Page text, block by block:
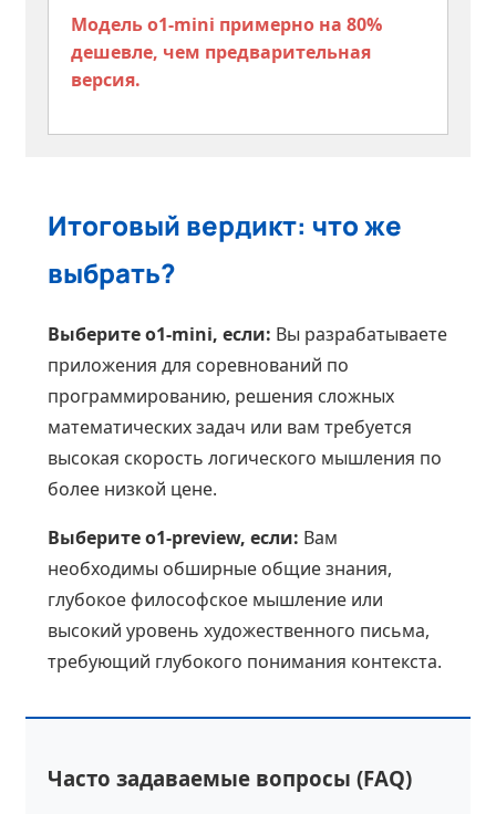
Модель o1-mini примерно на 80%
дешевле, чем предварительная
версия.
Итоговый вердикт: что же
выбрать?
Выберите o1-mini, если: Вы разрабатываете
приложения для соревнований по
программированию, решения сложных
математических задач или вам требуется
высокая скорость логического мышления по
более низкой цене.
Выберите o1-preview, если: Вам
необходимы обширные общие знания,
глубокое философское мышление или
высокий уровень художественного письма,
требующий глубокого понимания контекста.
Часто задаваемые вопросы (FAQ)